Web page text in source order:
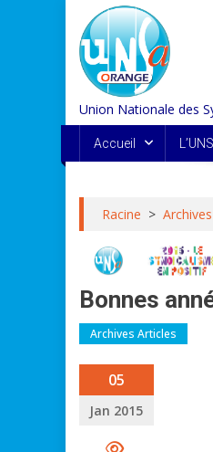
content
Union Nationale des
Accueil
Racine > Archives
Bonnes
Archives Articles
05
Jan 2015